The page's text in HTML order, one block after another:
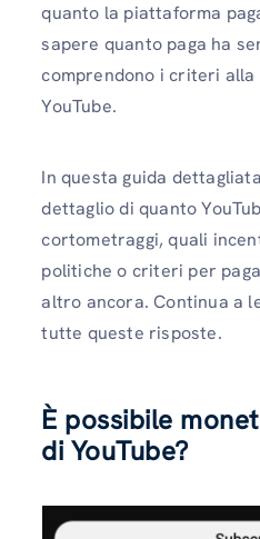
quanto la piattaforma
sapere quanto paga ha
comprendono i criteri alla
YouTube.
In questa guida
dettaglio di quanto
cortometraggi, quali
politiche o criteri per
altro ancora. Continua a
tutte queste risposte.
È possibile
di YouTube?